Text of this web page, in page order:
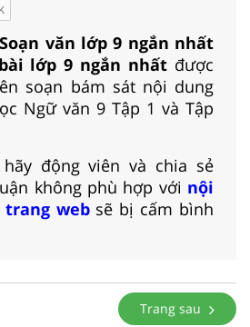
văn lớp 9 ngắn nhất
lớp 9 ngắn nhất được
soạn bám sát nội dung
Ngữ văn 9 Tập 1 và Tập
động viên và chia sẻ
không phù hợp với nội
websẽ bị cấm bình
Trang sau